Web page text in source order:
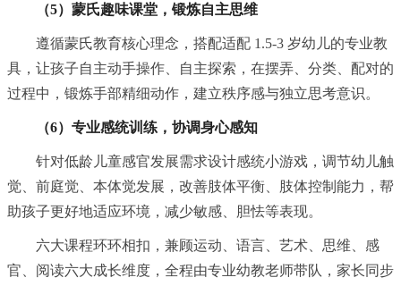
（5）蒙氏趣味课堂，锻炼自主思维
遵循蒙氏教育核心理念，搭配适配 1.5-3 岁幼儿的专业教
具，让孩子自主动手操作、自主探索，在摆弄、分类、配对的
过程中，锻炼手部精细动作，建立秩序感与独立思考意识。
（6）专业感统训练，协调身心感知
针对低龄儿童感官发展需求设计感统小游戏，调节幼儿触
觉、前庭觉、本体觉发展，改善肢体平衡、肢体控制能力，帮
助孩子更好地适应环境，减少敏感、胆怯等表现。
六大课程环环相扣，兼顾运动、语言、艺术、思维、感
官、阅读六大成长维度，全程由专业幼教老师带队，家长同步